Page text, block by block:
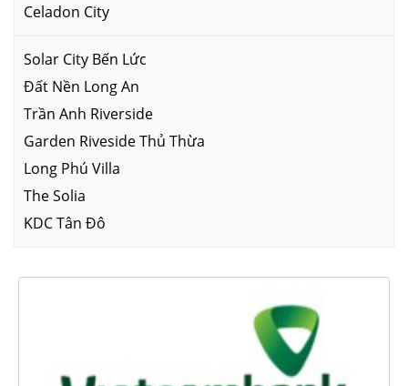
Celadon City
Solar City Bến Lức
Đất Nền Long An
Trần Anh Riverside
Garden Riveside Thủ Thừa
Long Phú Villa
The Solia
KDC Tân Đô